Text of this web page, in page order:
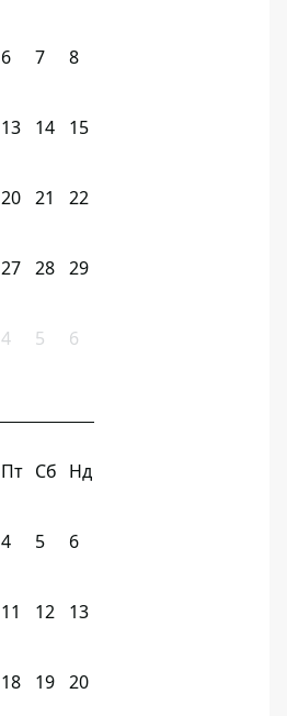
6 7 8
13 14 15
20 21 22
27 28 29
4 5 6
Пт Сб Нд
4 5 6
11 12 13
18 19 20